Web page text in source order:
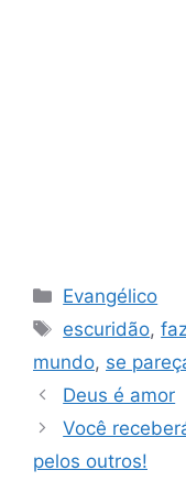
Categorias
Evangélico
Tags
escuridão,
mundo, se
Deus é amor
Você
pelos outros!